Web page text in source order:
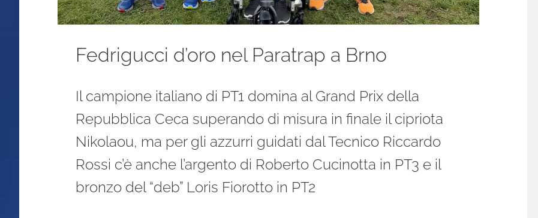
Fedrigucci d’oro nel Paratrap a Brno
Il campione italiano di PT1 domina al Grand Prix della
Repubblica Ceca superando di misura in finale il cipriota
Nikolaou, ma per gli azzurri guidati dal Tecnico Riccardo
Rossi c’è anche l’argento di Roberto Cucinotta in PT3 e il
bronzo del “deb” Loris Fiorotto in PT2